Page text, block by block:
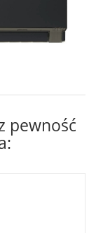
pewność